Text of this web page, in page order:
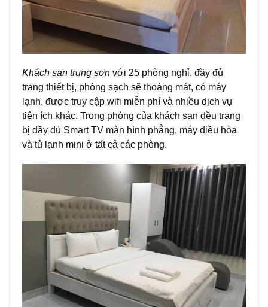
Khách sạn trung sơn với 25 phòng nghỉ, đầy đủ
trang thiết bị, phòng sạch sẽ thoáng mát, có máy
lạnh, được truy cập wifi miễn phí và nhiều dịch vụ
tiện ích khác. Trong phòng của khách sạn đều trang
bị đầy đủ Smart TV màn hình phẳng, máy điều hòa
và tủ lạnh mini ở tất cả các phòng.